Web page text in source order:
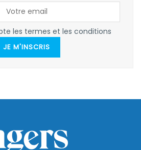
les termes et les conditions
JE M'INSCRIS